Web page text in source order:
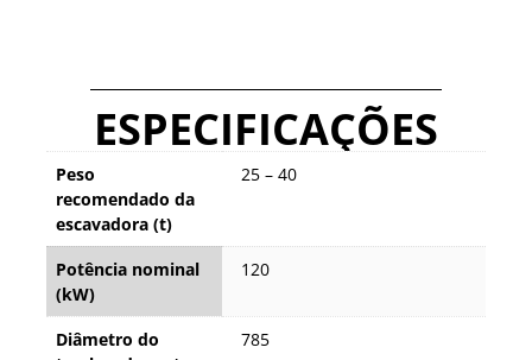
ESPECIFICAÇÕES
Peso
recomendado da
escavadora (t)
25 – 40
Potência nominal
(kW)
120
Diâmetro do
785